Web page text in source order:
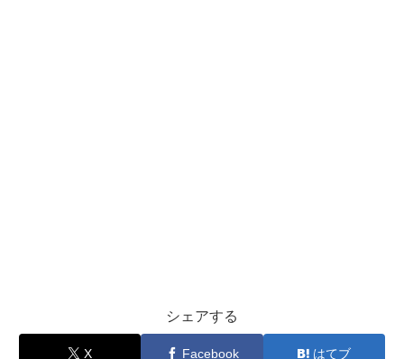
シェアする
X Facebook はてブ